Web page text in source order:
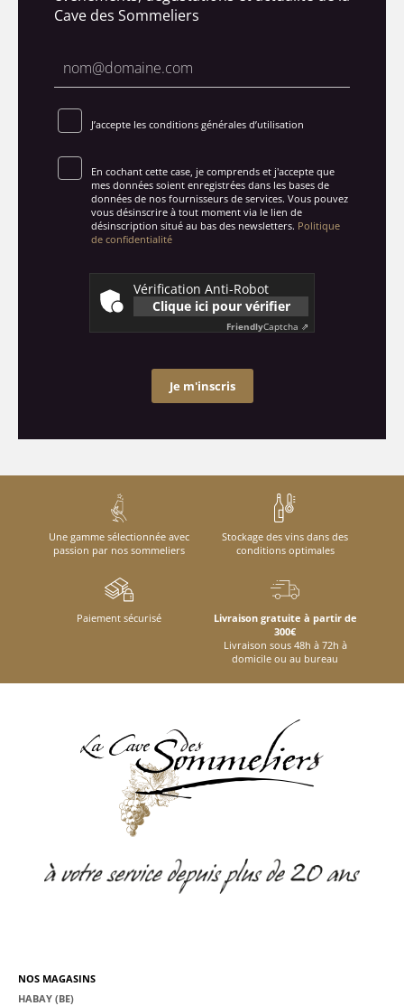
Cave des Sommeliers
J’accepte les conditions générales d’utilisation
En cochant cette case, je comprends et j'accepte que
mes données soient enregistrées dans les bases de
données de nos fournisseurs de services. Vous pouvez
vous désinscrire à tout moment via le lien de
désinscription situé au bas des newsletters. Politique
de confidentialité
Vérification Anti-Robot
Clique ici pour vérifier
FriendlyCaptcha ⇗
Je m'inscris
Une gamme sélectionnée avec
passion par nos sommeliers
Stockage des vins dans des
conditions optimales
Paiement sécurisé
Livraison gratuite à partir de
300€
Livraison sous 48h à 72h à
domicile ou au bureau
NOS MAGASINS
HABAY (BE)